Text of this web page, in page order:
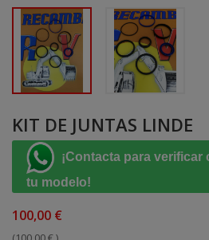
KIT DE JUNTAS LINDE
¡Contacta para
tu modelo!
100,00 €